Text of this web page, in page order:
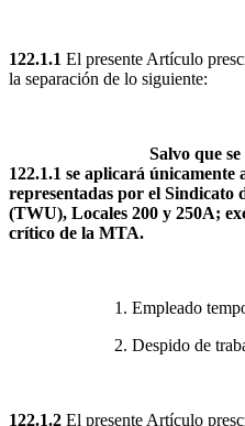
122.1.1 El presente Artículo
la separación de lo siguiente:
Salvo que
122.1.1 se aplicará únicamente
representadas por el Sindicato
(TWU), Locales 200 y 250A;
crítico de la MTA.
1. Empleado temporal
2. Despido de
122.1.2 El presente Artículo